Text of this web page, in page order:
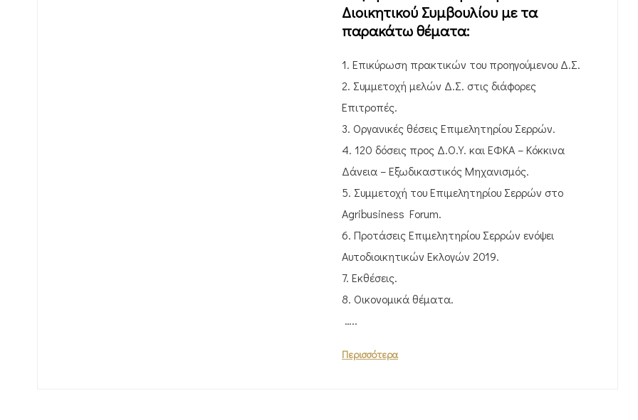
Διοικητικού Συμβουλίου με τα
παρακάτω θέματα:
1. Επικύρωση πρακτικών του προηγούμενου Δ.Σ.
2. Συμμετοχή μελών Δ.Σ. στις διάφορες
Επιτροπές.
3. Οργανικές θέσεις Επιμελητηρίου Σερρών.
4. 120 δόσεις προς Δ.Ο.Υ. και ΕΦΚΑ – Κόκκινα
Δάνεια – Εξωδικαστικός Μηχανισμός.
5. Συμμετοχή του Επιμελητηρίου Σερρών στο
Agribusiness Forum.
6. Προτάσεις Επιμελητηρίου Σερρών ενόψει
Αυτοδιοικητικών Εκλογών 2019.
7. Εκθέσεις.
8. Οικονομικά θέματα.
…..
Περισσότερα